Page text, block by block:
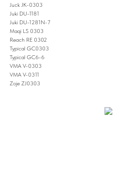
Juck JK-0303
Juki DU-1181
Juki DU-1281N-7
Maqi LS 0303
Reach RE 0302
Typical GC0303
Typical GC6-6
VMA V-0303
VMA V-0311
Zoje ZJ0303